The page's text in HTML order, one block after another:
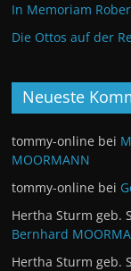
In Memoriam
Die Ottos auf der
Neueste
tommy-online bei
MOORMANN
tommy-online bei
Hertha Sturm geb.
Bernhard
Hertha Sturm geb.